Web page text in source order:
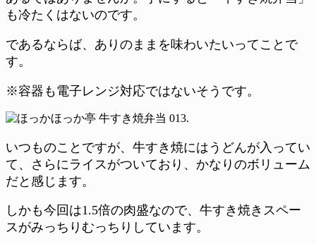
も冷たくはないのです。
であるならば、ありのままを味わいたいってことで
す。
※容器も電子レンジ対応ではないそうです。
いつものことですが、牛すき焼にはうどんが入ってい
て、さらにライスがついており、かなりのボリューム
だと感じます。
しかも今回は1.5倍の肉盛なので、牛すき焼きスペー
スがみっちりむっちりしています。